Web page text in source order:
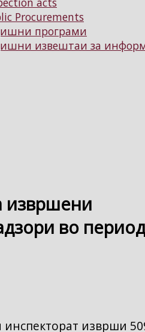
Procurements
програми
извештаи за
извршени
во
изврши